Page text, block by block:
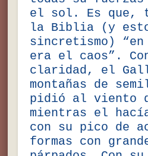
el sol. Es que,
la Biblia (y
sincretismo)
era el caos”.
claridad, el
montañas de
pidió al viento
mientras el
con su pico de
formas con